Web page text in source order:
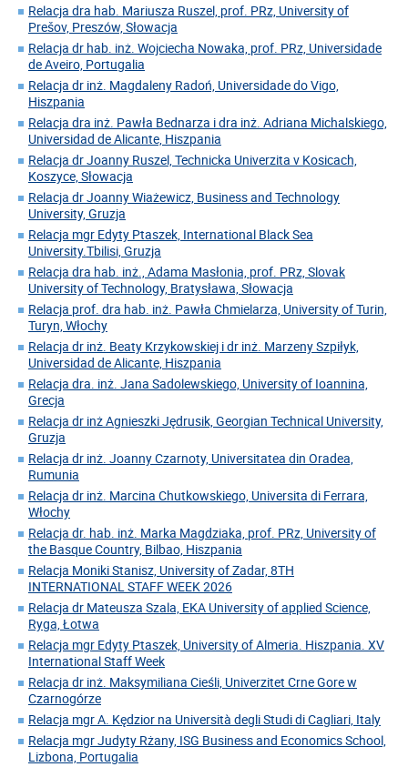
Relacja dra hab. Mariusza Ruszel, prof. PRz, University of
Prešov, Preszów, Słowacja
Relacja dr hab. inż. Wojciecha Nowaka, prof. PRz, Universidade
de Aveiro, Portugalia
Relacja dr inż. Magdaleny Radoń, Universidade do Vigo,
Hiszpania
Relacja dra inż. Pawła Bednarza i dra inż. Adriana Michalskiego,
Universidad de Alicante, Hiszpania
Relacja dr Joanny Ruszel, Technicka Univerzita v Kosicach,
Koszyce, Słowacja
Relacja dr Joanny Wiażewicz, Business and Technology
University, Gruzja
Relacja mgr Edyty Ptaszek, International Black Sea
University.Tbilisi, Gruzja
Relacja dra hab. inż., Adama Masłonia, prof. PRz, Slovak
University of Technology, Bratysława, Słowacja
Relacja prof. dra hab. inż. Pawła Chmielarza, University of Turin,
Turyn, Włochy
Relacja dr inż. Beaty Krzykowskiej i dr inż. Marzeny Szpiłyk,
Universidad de Alicante, Hiszpania
Relacja dra. inż. Jana Sadolewskiego, University of Ioannina,
Grecja
Relacja dr inż Agnieszki Jędrusik, Georgian Technical University,
Gruzja
Relacja dr inż. Joanny Czarnoty, Universitatea din Oradea,
Rumunia
Relacja dr inż. Marcina Chutkowskiego, Universita di Ferrara,
Włochy
Relacja dr. hab. inż. Marka Magdziaka, prof. PRz, University of
the Basque Country, Bilbao, Hiszpania
Relacja Moniki Stanisz, University of Zadar, 8TH
INTERNATIONAL STAFF WEEK 2026
Relacja dr Mateusza Szala, EKA University of applied Science,
Ryga, Łotwa
Relacja mgr Edyty Ptaszek, University of Almeria. Hiszpania. XV
International Staff Week
Relacja dr inż. Maksymiliana Cieśli, Univerzitet Crne Gore w
Czarnogórze
Relacja mgr A. Kędzior na Università degli Studi di Cagliari, Italy
Relacja mgr Judyty Rżany, ISG Business and Economics School,
Lizbona, Portugalia